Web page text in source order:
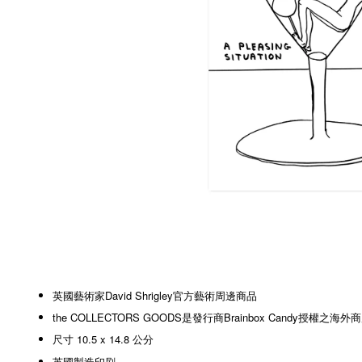
英國藝術家David Shrigley官方藝術周邊商品
the COLLECTORS GOODS是發行商Brainbox Candy授權之海外
尺寸 10.5 x 14.8 公分